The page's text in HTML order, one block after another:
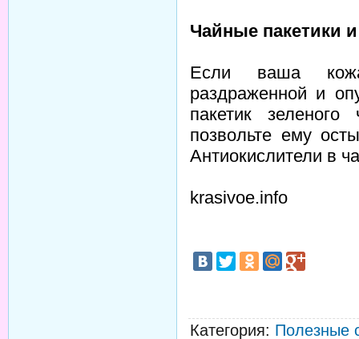
Чайные пакетики
Если ваша
раздраженной и
пакетик
позвольте ему
Антиокислители в
krasivoe.info
Категория: Полезные